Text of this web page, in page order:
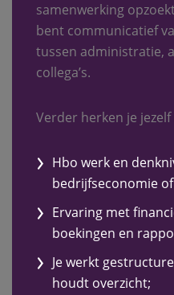
samenwerking
bent communicatief
tussen administratie,
collega’s.
Verder herken je
Hbo werk en
bedrijfseconomie
Ervaring met
boekingen en
Je werkt
houdt overzicht;